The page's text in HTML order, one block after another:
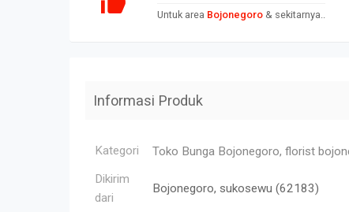
Untuk area Bojonegoro & sekitarnya..
Informasi Produk
Kategori Toko Bunga Bojonegoro, florist
Dikirim
dari
Bojonegoro, sukosewu (62183)